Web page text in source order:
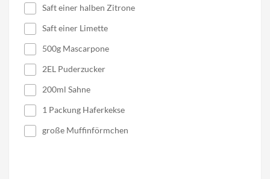
Saft einer halben Zitrone
Saft einer Limette
500g Mascarpone
2EL Puderzucker
200ml Sahne
1 Packung Haferkekse
große Muffinförmchen